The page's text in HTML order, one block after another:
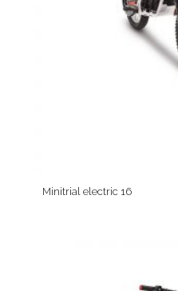
Minitrial electric 16